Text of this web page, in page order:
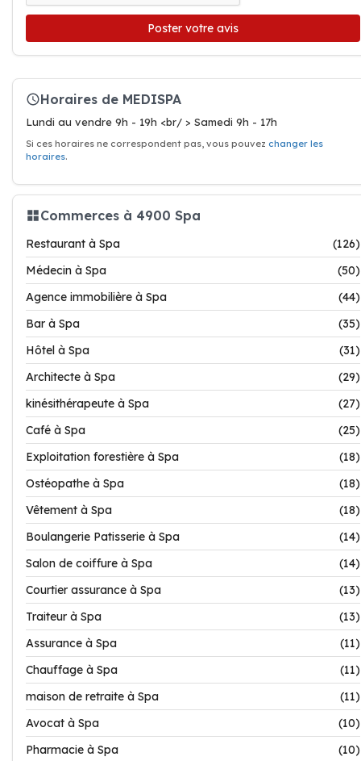
Poster votre avis
Horaires de MEDISPA
Lundi au vendre 9h - 19h <br/ > Samedi 9h - 17h
Si ces horaires ne correspondent pas, vous pouvez changer les
horaires.
Commerces à 4900 Spa
Restaurant à Spa
(126)
Médecin à Spa
(50)
Agence immobilière à Spa
(44)
Bar à Spa
(35)
Hôtel à Spa
(31)
Architecte à Spa
(29)
kinésithérapeute à Spa
(27)
Café à Spa
(25)
Exploitation forestière à Spa
(18)
Ostéopathe à Spa
(18)
Vêtement à Spa
(18)
Boulangerie Patisserie à Spa
(14)
Salon de coiffure à Spa
(14)
Courtier assurance à Spa
(13)
Traiteur à Spa
(13)
Assurance à Spa
(11)
Chauffage à Spa
(11)
maison de retraite à Spa
(11)
Avocat à Spa
(10)
Pharmacie à Spa
(10)